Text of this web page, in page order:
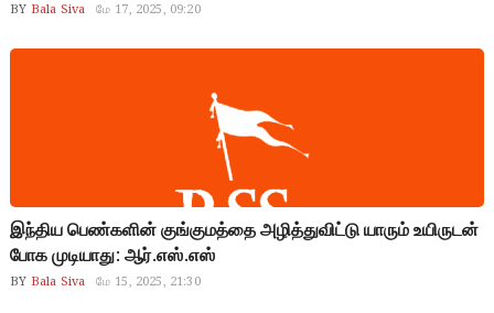
BY Bala Siva மே 17, 2025, 09:20
இந்திய பெண்களின் குங்குமத்தை அழித்துவிட்டு யாரும் உயிருடன்
போக முடியாது: ஆர்.எஸ்.எஸ்
BY Bala Siva மே 15, 2025, 21:30